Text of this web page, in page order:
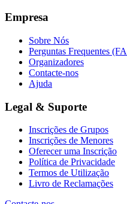
Empresa
Sobre Nós
Perguntas Frequentes
Organizadores
Contacte-nos
Ajuda
Legal & Suporte
Inscrições de Grupos
Inscrições de Menores
Oferecer uma Inscrição
Política de Privacidade
Termos de Utilização
Livro de Reclamações